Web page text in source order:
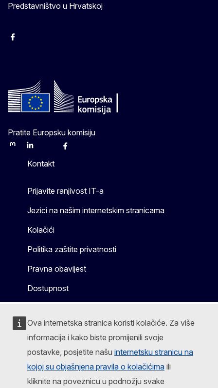
Ova internetska stranica koristi kolačiće. Za više
informacija i kako biste promijenili svoje
postavke, posjetite našu internetsku stranicu na
kojoj su objašnjena pravila o kolačićima ili
kliknite na poveznicu u podnožju svake
Predstavništvo u Hrvatskoj
Facebook
Pratite Europsku komisiju
MastodonLinkedInBlueskyFacebook
Kontakt
Prijavite ranjivost IT-a
Jezici na našim internetskim stranicama
Kolačići
Politika zaštite privatnosti
Pravna obavijest
Dostupnost